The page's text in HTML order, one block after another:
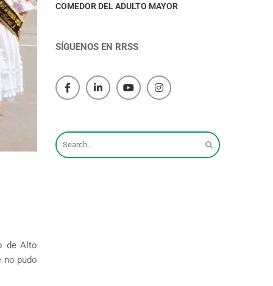
de Alto
no pudo
COMEDOR DEL ADULTO MAYOR
SÍGUENOS EN RRSS